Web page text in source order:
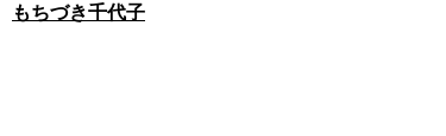
もちづき千代子